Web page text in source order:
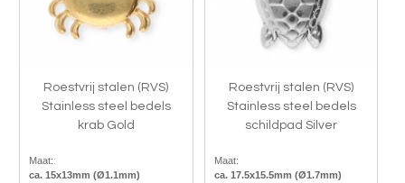
Roestvrij stalen (RVS)
Stainless steel bedels
krab Gold
Maat:
ca. 15x13mm (Ø1.1mm)
Roestvrij stalen (RVS)
Stainless steel bedels
schildpad Silver
Maat:
ca. 17.5x15.5mm (Ø1.7mm)